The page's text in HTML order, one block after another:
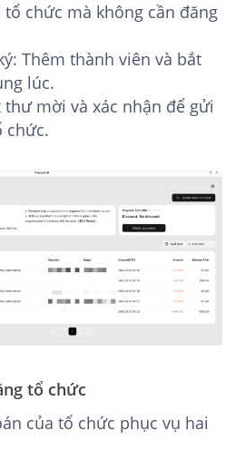
chức mà không cần đăng
Thêm thành viên và bắt
lúc.
mời và xác nhận để gửi
chức.
tổ chức
của tổ chức phục vụ hai